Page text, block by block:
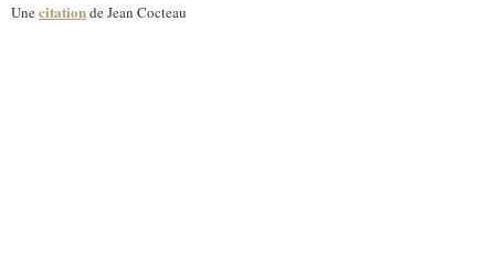
Unecitationde Jean Cocteau